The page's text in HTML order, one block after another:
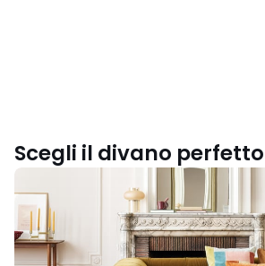
Scegli il divano perfetto
il
modello